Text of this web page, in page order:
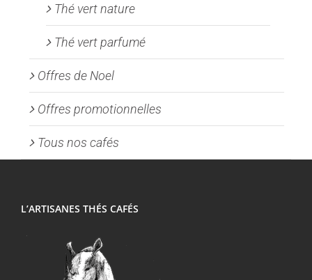
Thé vert nature
Thé vert parfumé
Offres de Noel
Offres promotionnelles
Tous nos cafés
L’ARTISANES THÉS CAFÉS